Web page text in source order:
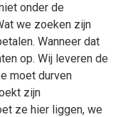
onder de
we zoeken zijn
Wanneer dat
op. Wij leveren de
moet durven
zijn
ze hier liggen, we